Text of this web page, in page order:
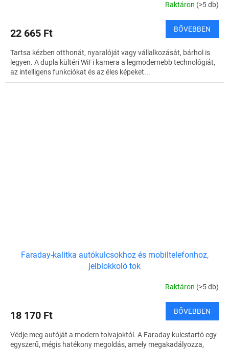
Raktáron (>5 db)
22 665 Ft BŐVEBBEN
Tartsa kézben otthonát, nyaralóját vagy vállalkozását, bárhol is
legyen. A dupla kültéri WiFi kamera a legmodernebb technológiát,
az intelligens funkciókat és az éles képeket...
Faraday-kalitka autókulcsokhoz és mobiltelefonhoz,
jelblokkoló tok
Raktáron (>5 db)
18 170 Ft BŐVEBBEN
Védje meg autóját a modern tolvajoktól. A Faraday kulcstartó egy
egyszerű, mégis hatékony megoldás, amely megakadályozza,